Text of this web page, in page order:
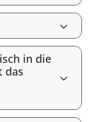
in die
das